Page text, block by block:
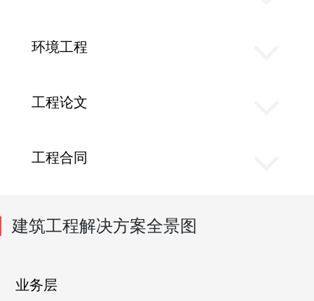
环境工程
工程论文
工程合同
建筑工程解决方案全景图
业务层